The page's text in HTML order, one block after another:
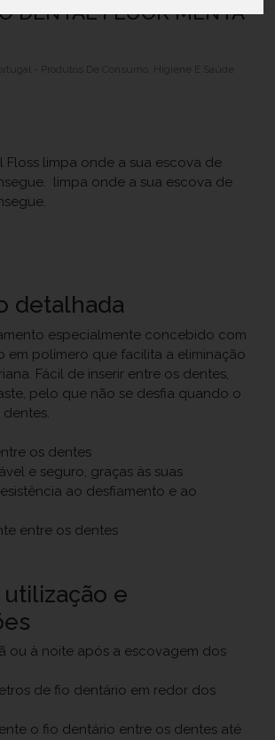
DENTAL FLUOR MENTA
- Produtos De Consumo, Higiene E Saúde
Floss limpa onde a sua escova de
limpa onde a sua escova de
detalhada
especialmente concebido com
em polímero que facilita a eliminação
Fácil de inserir entre os dentes,
pelo que não se desfia quando o
os dentes
e seguro, graças às suas
ao desfiamento e ao
entre os dentes
e
ou à noite após a escovagem dos
de fio dentário em redor dos
o fio dentário entre os dentes até